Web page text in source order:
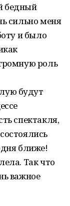
бедный
сильно меня
и было
роль
будут
спектакля,
ближе!
Так что
важное